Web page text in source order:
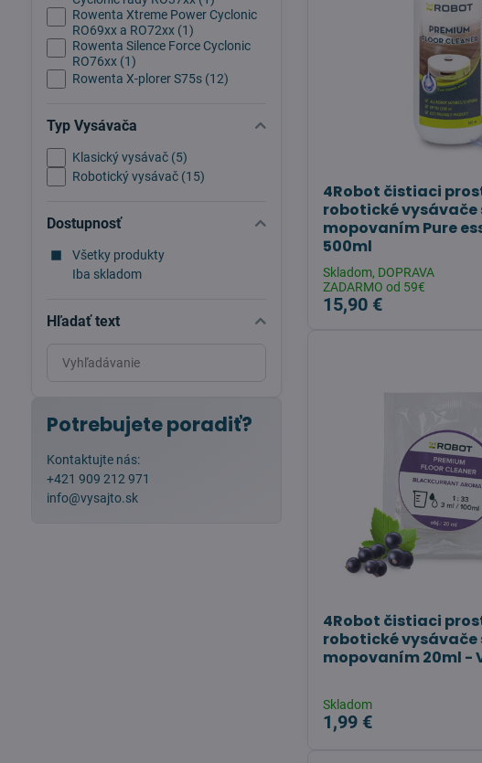
4Robot čistiaci
robotické vysávače
mopovaním Pure
500ml
Skladom, DOPRAVA
ZADARMO od 59€
15,90 €
4Robot čistiaci
robotické vysávače
mopovaním 20ml -
Skladom
1,99 €
Rowenta Xtreme Power Cyclonic
RO69xx a RO72xx (1)
Rowenta Silence Force Cyclonic
RO76xx (1)
Rowenta X-plorer S75s (12)
Typ Vysávača
Klasický vysávač (5)
Robotický vysávač (15)
Dostupnosť
Všetky produkty
Iba skladom
Hľadať text
Prehľadať
výsledky
fulltextom
Potrebujete poradiť?
Kontaktujte nás:
+421 909 212 971
info@vysajto.sk